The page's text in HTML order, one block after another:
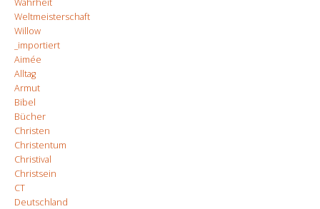
Weltmeisterschaft
Willow
_importiert
Aimée
Alltag
Armut
Bibel
Bücher
Christen
Christentum
Christival
Christsein
CT
Deutschland